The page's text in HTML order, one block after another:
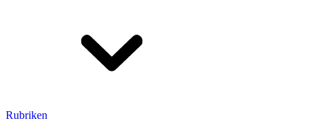
Rubriken